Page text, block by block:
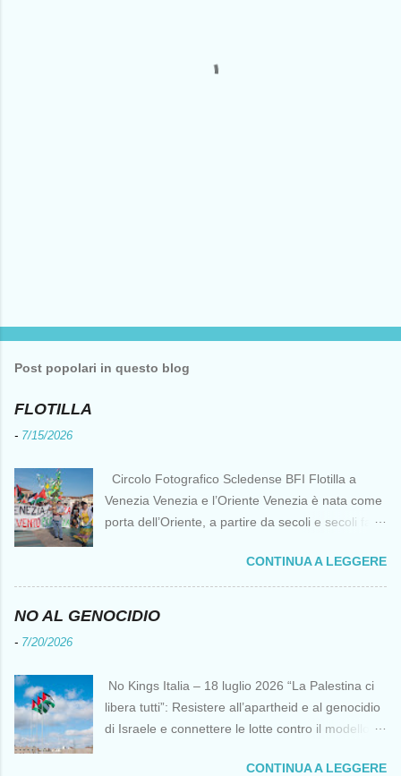
Post popolari in questo blog
FLOTILLA
- 7/15/2026
Circolo Fotografico Scledense BFI Flotilla a
Venezia Venezia e l’Oriente Venezia è nata come
porta dell’Oriente, a partire da secoli e secoli fa ai
di cantierizzazione veneziane divennero preziose
per tutti i crociati diretti a Gerusalemme. Proprio
le crociate fornirono ai veneziani l’occasione per
del Duecento. Dal XIII al XV secolo Venezia
continuò ad avere un ruolo fondamentale nei
rapporti tra l’Europa e l’Oriente, ruolo che si
CONTINUA A LEGGERE
NO AL GENOCIDIO
- 7/20/2026
No Kings Italia – 18 luglio 2026 “La Palestina ci
libera tutti”: Resistere all’apartheid e al genocidio
di Israele e connettere le lotte contro il modello
Bandiere palestinesi presso il Mausoleo di Yasser
CONTINUA A LEGGERE